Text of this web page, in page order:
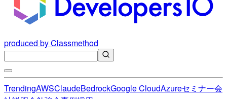
produced by Classmethod
TrendingAWSClaudeBedrockGoogle CloudAzureセミナー会